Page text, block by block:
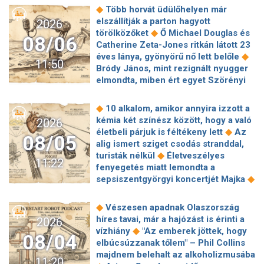
románok a folyam vízhozamát◆
Államkincstár-támadás: Örülhetünk,
hogy nem történik hasonló minden
nap◆Elképesztő növekedést
villantott a SpaceX, mégis megijedtek
a befektetők
látványt nyújt Nagymarosnál a Duna
Kiderült, mi van a robotmobil testében
◆Sötétbe burkolóznak a Media Markt
áruházak ◆Energiatakarékos
működésre állt át a Debreceni
Közlekedési Zrt. az energiaválság
miatt◆Nagyon súlyos lehet az
közzétett képek alapján a támadó
gyakorlatilag ahhoz férhetett hozzá,
amihez akart◆Az Alibaba bedobta
az AI-atombombát◆Életbe lépett az
EU-s AI-törvény új szakasza:
veszélyben lehetnek a felkészületlen
HR-osztályok
2026
08/06
11:50
◆ Több horvát üdülőhelyen már
elszállítják a parton hagyott
törölközőket ◆ Ő Michael Douglas és
Catherine Zeta-Jones ritkán látott 23
éves lánya, gyönyörű nő lett belőle ◆
Bródy János, mint rezignált nyugger
elmondta, miben ért egyet Szörényi
minden pasinak be kell tartania, aki
Jennifer Lopezzel akar randizni ◆ Így
él Krug Emília, egy kis faluban talált
menedékre◆3 csillagjegynek
fordulatot ígér a hét második fele ◆
Legértékesebb magyar celebek 2026:
Majka és Sebestyén Balázs mellé új
sztár lépett a dobogóra
◆ Kórházba
a saját aggódó rajongói értesítették a
rendőrséget◆Majdnem
megszerezte a Romanovok örökségét
az ál-Anasztázia◆Rekordszámú
nevezés érkezett a 33.
2026
08/05
11:22
◆ 10 alkalom, amikor annyira izzott a
kémia két színész között, hogy a való
életbeli párjuk is féltékeny lett ◆ Az
alig ismert sziget csodás stranddal,
turisták nélkül ◆ Életveszélyes
fenyegetés miatt lemondta a
sepsiszentgyörgyi koncertjét Majka ◆
a valóságban teljesen másképp volt
Meghan Markle születésnapi fotói
láttán mindenkiben ugyanaz a kérdés
merül fel◆
Egy ausztrál férfi lett a
világ leghangosabb embere ◆ Ariana
Grande nem a negatív kommentek
2026
08/04
◆ Vészesen apadnak Olaszország
híres tavai, már a hajózást is érinti a
vízhiány ◆ "Az emberek jöttek, hogy
elbúcsúzzanak tőlem" – Phil Collins
majdnem belehalt az alkoholizmusába